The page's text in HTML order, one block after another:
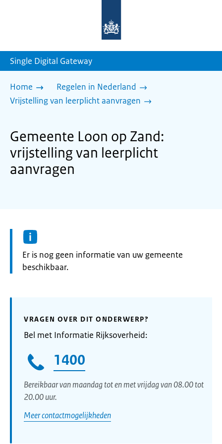
homepage
Single Digital Gateway
Home
Regelen in Nederland
Vrijstelling van leerplicht aanvragen
Gemeente Loon op Zand:
vrijstelling van leerplicht
aanvragen
Informatie:
Er is nog geen informatie van uw gemeente
beschikbaar.
VRAGEN OVER DIT ONDERWERP?
Bel met Informatie Rijksoverheid:
1400
Bereikbaar van maandag tot en met vrijdag van 08.00 tot
20.00 uur.
Meer contactmogelijkheden